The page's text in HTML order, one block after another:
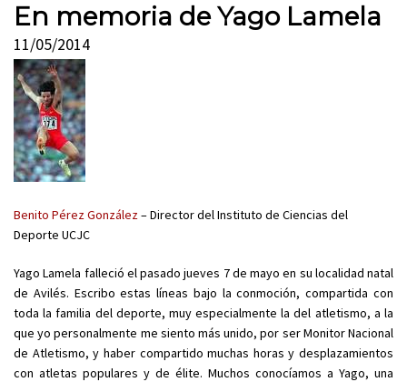
En memoria de Yago Lamela
11/05/2014
Benito Pérez González– Director del Instituto de Ciencias del
Deporte UCJC
Yago Lamela falleció el pasado jueves 7 de mayo en su localidad natal
de Avilés. Escribo estas líneas bajo la conmoción, compartida con
toda la familia del deporte, muy especialmente la del atletismo, a la
que yo personalmente me siento más unido, por ser Monitor Nacional
de Atletismo, y haber compartido muchas horas y desplazamientos
con atletas populares y de élite. Muchos conocíamos a Yago, una